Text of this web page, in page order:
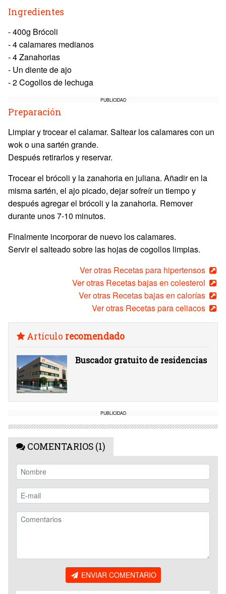
Ingredientes
- 400g Brócoli
- 4 calamares medianos
- 4 Zanahorias
- Un diente de ajo
- 2 Cogollos de lechuga
PUBLICIDAD
Preparación
Limpiar y trocear el calamar. Saltear los calamares con un
wok o una sartén grande.
Después retirarlos y reservar.
Trocear el brócoli y la zanahoria en juliana. Añadir en la
misma sartén, el ajo picado, dejar sofreír un tiempo y
después agregar el brócoli y la zanahoria. Remover
durante unos 7-10 minutos.
Finalmente incorporar de nuevo los calamares.
Servir el salteado sobre las hojas de cogollos limpias.
Ver otras Recetas para hipertensos
Ver otras Recetas bajas en colesterol
Ver otras Recetas bajas en calorías
Ver otras Recetas para celiacos
Artículo recomendado
Buscador gratuito de residencias
PUBLICIDAD
COMENTARIOS (1)
ENVIAR COMENTARIO